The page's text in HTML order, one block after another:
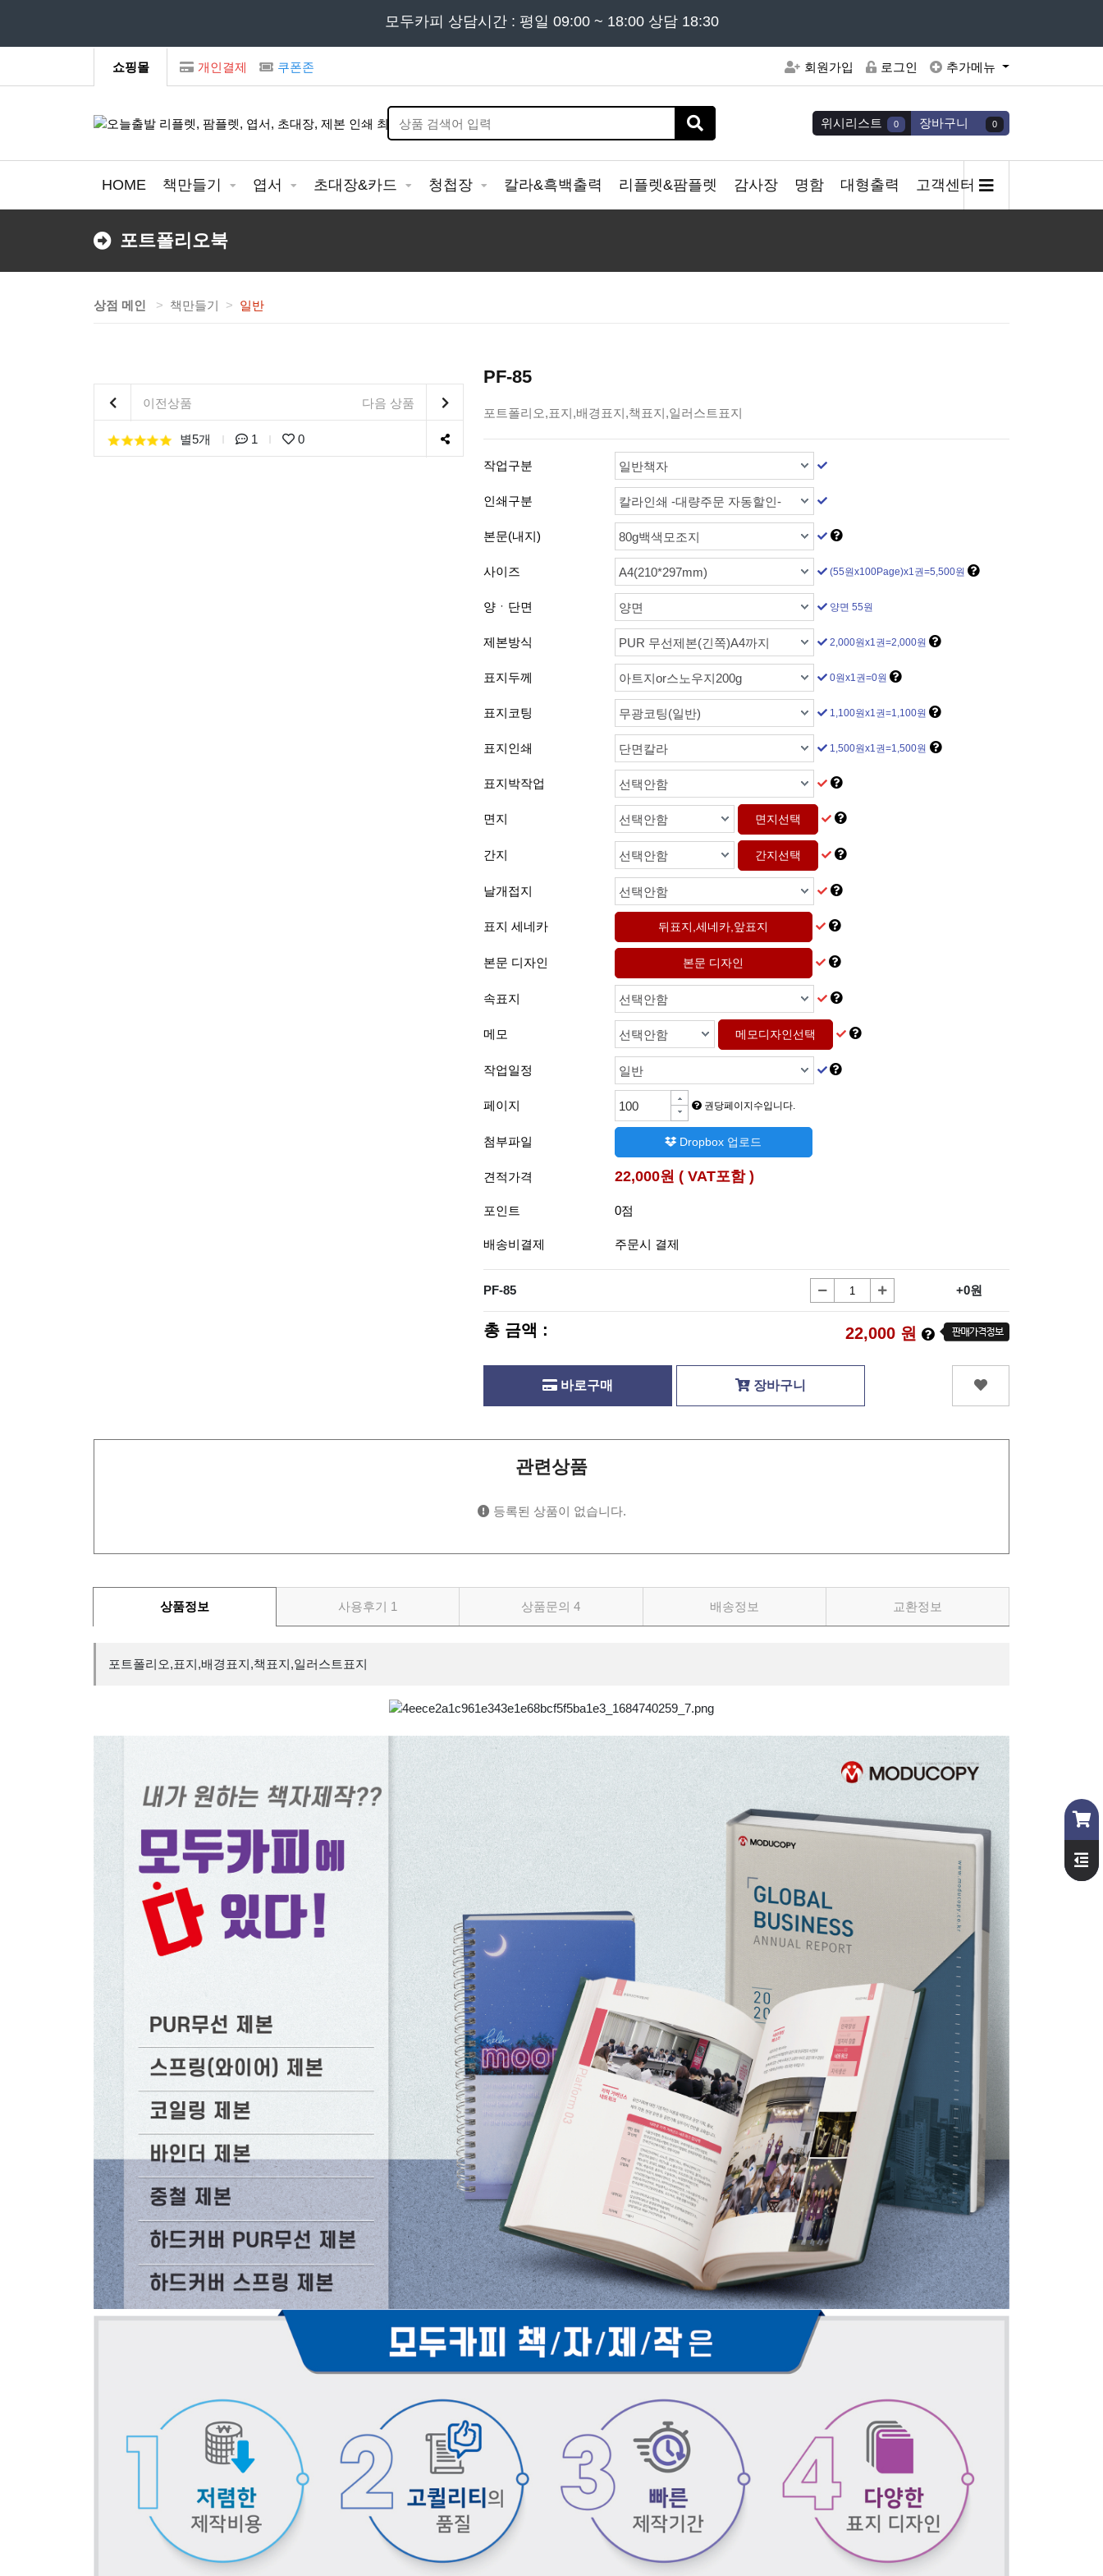
모든 문의는 02) 302 - 7797 및 '견적문의 ' 게시판을 이용해주세요
모두카피 상담시간 : 평일 09:00 ~ 18:00 상담 18:30
쇼핑몰 개인결제 쿠폰존 회원가입 로그인 추가메뉴
위시리스트 0 장바구니 0
HOME 책만들기 엽서 초대장&카드 청첩장 칼라&흑백출력 리플렛&팜플렛 감사장 명함 대형출력 고객센터
포트폴리오북
상점 메인 책만들기 일반
이전상품 다음 상품
별5개 1 0
PF-85
포트폴리오,표지,배경표지,책표지,일러스트표지
작업구분 일반책자
인쇄구분 칼라인쇄 -대량주문 자동할인-
본문(내지) 80g백색모조지
사이즈 A4(210*297mm) (55원x100Page)x1권=5,500원
양ㆍ단면 양면 양면 55원
제본방식 PUR 무선제본(긴쪽)A4까지 2,000원x1권=2,000원
표지두께 아트지or스노우지200g 0원x1권=0원
표지코팅 무광코팅(일반) 1,100원x1권=1,100원
표지인쇄 단면칼라 1,500원x1권=1,500원
표지박작업 선택안함
면지 선택안함
간지 선택안함
날개접지 선택안함
표지 세네카
본문 디자인
속표지 선택안함
메모 선택안함 메모디자인선택
작업일정 일반
페이지 권당페이지수입니다.
첨부파일 Dropbox 업로드
견적가격 22,000원 ( VAT포함 )
포인트 0점
배송비결제 주문시 결제
PF-85 +0원
총 금액 : 22,000 원
바로구매 장바구니
관련상품
등록된 상품이 없습니다.
상품정보 사용후기 1 상품문의4 배송정보 교환정보
포트폴리오,표지,배경표지,책표지,일러스트표지